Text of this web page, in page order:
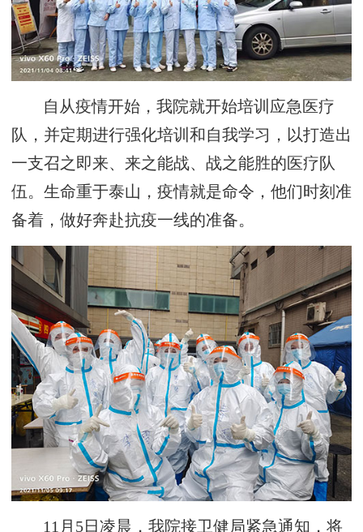
自从疫情开始，我院就开始培训应急医疗
队，并定期进行强化培训和自我学习，以打造出
一支召之即来、来之能战、战之能胜的医疗队
伍。生命重于泰山，疫情就是命令，他们时刻准
备着，做好奔赴抗疫一线的准备。
11月5日凌晨，我院接卫健局紧急通知，将